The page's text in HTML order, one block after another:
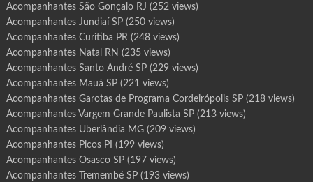
n
e
i
r
a
s
P
Acompanhantes São Gonçalo RJ (252 views)
Acompanhantes Jundiaí SP(250 views)
Acompanhantes Curitiba PR(248 views)
Acompanhantes Natal RN (235 views)
Acompanhantes Santo André SP(229 views)
Acompanhantes Mauá SP(221 views)
Acompanhantes Garotas de Programa Cordeirópolis SP(218 views)
Acompanhantes Vargem Grande Paulista SP(213 views)
Acompanhantes Uberlândia MG(209 views)
Acompanhantes Picos PI (199 views)
Acompanhantes Osasco SP(197 views)
Acompanhantes Tremembé SP(193 views)